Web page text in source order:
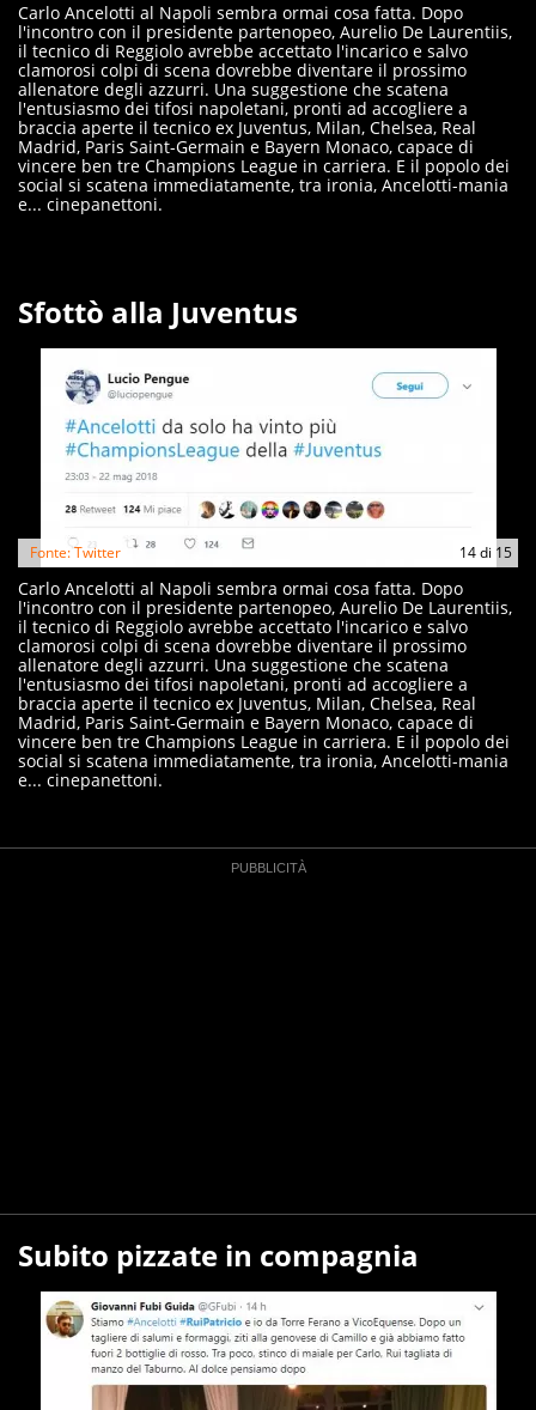
Carlo Ancelotti al Napoli sembra ormai cosa fatta. Dopo
l'incontro con il presidente partenopeo, Aurelio De Laurentiis,
il tecnico di Reggiolo avrebbe accettato l'incarico e salvo
clamorosi colpi di scena dovrebbe diventare il prossimo
allenatore degli azzurri. Una suggestione che scatena
l'entusiasmo dei tifosi napoletani, pronti ad accogliere a
braccia aperte il tecnico ex Juventus, Milan, Chelsea, Real
Madrid, Paris Saint-Germain e Bayern Monaco, capace di
vincere ben tre Champions League in carriera. E il popolo dei
social si scatena immediatamente, tra ironia, Ancelotti-mania
e... cinepanettoni.
Sfottò alla Juventus
14di 15
Fonte: Twitter
Carlo Ancelotti al Napoli sembra ormai cosa fatta. Dopo
l'incontro con il presidente partenopeo, Aurelio De Laurentiis,
il tecnico di Reggiolo avrebbe accettato l'incarico e salvo
clamorosi colpi di scena dovrebbe diventare il prossimo
allenatore degli azzurri. Una suggestione che scatena
l'entusiasmo dei tifosi napoletani, pronti ad accogliere a
braccia aperte il tecnico ex Juventus, Milan, Chelsea, Real
Madrid, Paris Saint-Germain e Bayern Monaco, capace di
vincere ben tre Champions League in carriera. E il popolo dei
social si scatena immediatamente, tra ironia, Ancelotti-mania
e... cinepanettoni.
Subito pizzate in compagnia